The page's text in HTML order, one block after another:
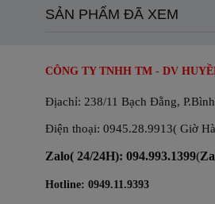
SẢN PHẨM ĐÃ XEM
CÔNG TY TNHH TM - DV
Địachỉ: 238/11 Bạch Đằng,
Điện thoại: 0945.28.9913( Giờ
Zalo( 24/24H): 094.993.1399(
Hotline: 0949.11.9393